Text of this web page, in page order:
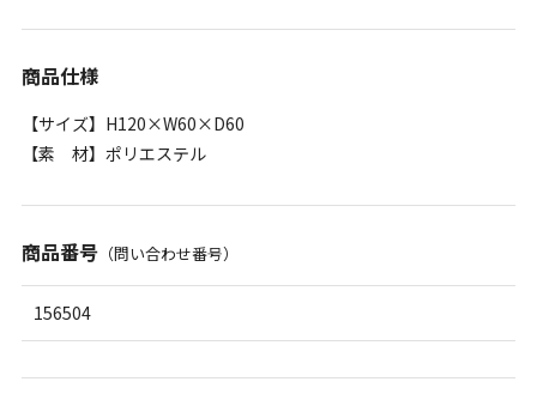
商品仕様
【サイズ】H120×W60×D60
【素 材】ポリエステル
商品番号（問い合わせ番号）
156504